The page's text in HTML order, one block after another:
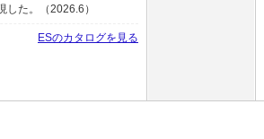
た。（2026.6）
ESのカタログを見る